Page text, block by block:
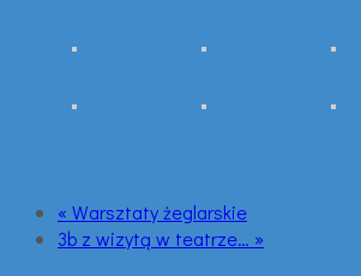
« Warsztaty żeglarskie
3b z wizytą w teatrze… »